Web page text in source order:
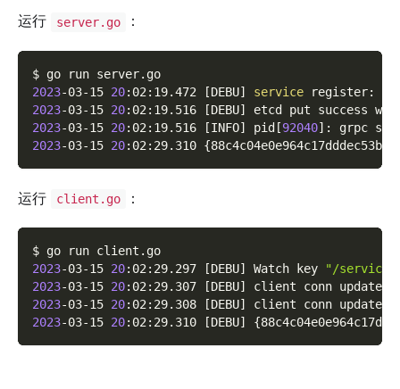
运行 server.go ：
$ go run server.go
2023-03-15 20:02:19.472 [DEBU] service register:
2023-03-15 20:02:19.516 [DEBU]
etcd put success
2023-03-15 20:02:19.516 [INFO] pid [92040] : grpc
2023-03-15 20:02:29.310 {
运行 client.go ：
$ go run client.go
2023-03-15 20:02:29.297 [DEBU] Watch key
"/service/
2023-03-15 20:02:29.307 [DEBU]
client conn updated
2023-03-15 20:02:29.308 [DEBU]
client conn updated
2023-03-15 20:02:29.310 [DEBU] {